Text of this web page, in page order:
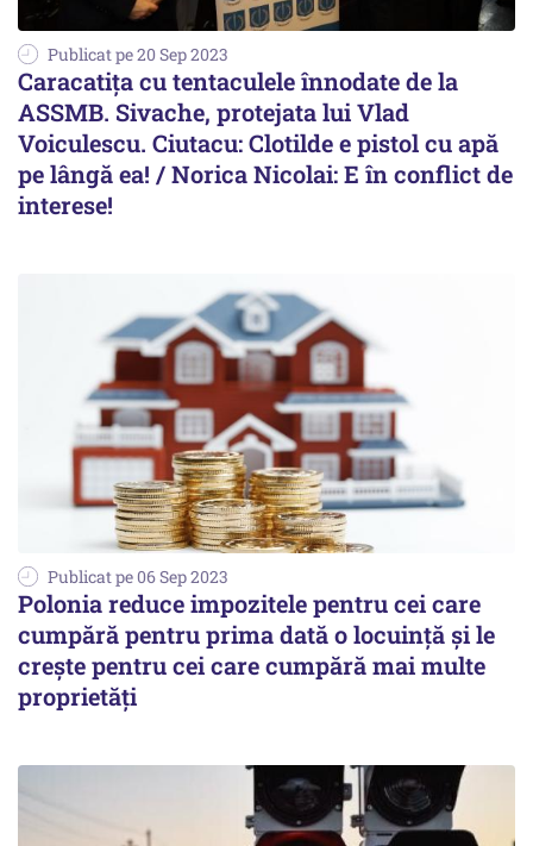
Publicat pe 20 Sep 2023
Caracatița cu tentaculele înnodate de la
ASSMB. Sivache, protejata lui Vlad
Voiculescu. Ciutacu: Clotilde e pistol cu apă
pe lângă ea! / Norica Nicolai: E în conflict de
interese!
Publicat pe 06 Sep 2023
Polonia reduce impozitele pentru cei care
cumpără pentru prima dată o locuință și le
crește pentru cei care cumpără mai multe
proprietăți